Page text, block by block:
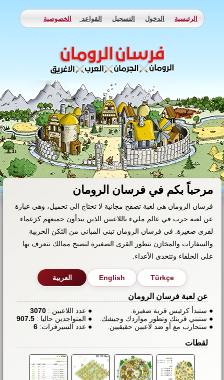
الرئيسية الدخول التسجيل القواعد الخصوصية
مرحباً بكم في فرسان الرومان
فرسان الرومان هى لعبة تصفح مجانية لا تحتاج الى تحميل، وهي عبارة
عن لعبة حرب في عالم مليء باللاعبين الذين يبدأون جميعهم كزعماء
لقرى صغيرة. في فرسان الرومان تبني المباني من الثكن الحربية
والسفارات والمخازن تتطور القرى الصغيرة لتصبح ممالك تتعرف بها
على الحلفاء وتتحدى الأعداء.
العربية English Türkçe
عن لعبة فرسان الرومان
● ستبدأ كرئيس قرية صغيرة.
● ستبني قريتك وتطور مواردك وجيشك.
● ستحارب مع أو ضد لاعبين حقيقيين.
● عدد اللاعبين :3070
● المتواجدين حاليا :907.5
● عدد السيرفرات:6
لقطات